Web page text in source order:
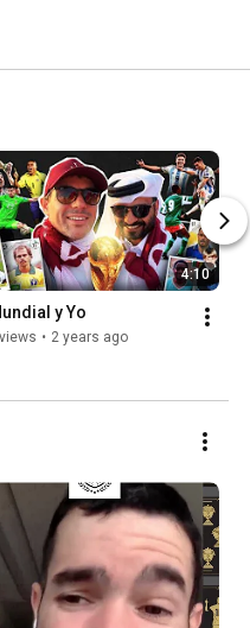
4:10
y Yo
• 2 years ago